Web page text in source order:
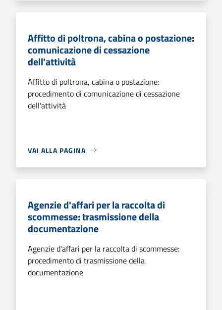
Affitto di poltrona, cabina o postazione:
comunicazione di cessazione
dell'attività
Affitto di poltrona, cabina o postazione:
procedimento di comunicazione di cessazione
dell'attività
VAI ALLA PAGINA
Agenzie d'affari per la raccolta di
scommesse: trasmissione della
documentazione
Agenzie d'affari per la raccolta di scommesse:
procedimento di trasmissione della
documentazione